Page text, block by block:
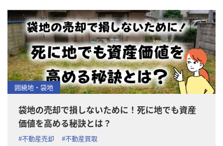
囲繞地・袋地
袋地の売却で損しないために！死に地でも資産
価値を高める秘訣とは？
#不動産売却
#不動産買取